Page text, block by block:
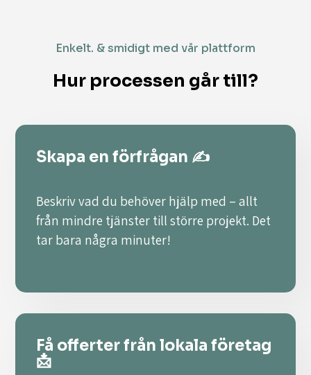
Enkelt. & smidigt med vår plattform
Hur processen går till?
Skapa en förfrågan ✍️
Beskriv vad du behöver hjälp med – allt
från mindre tjänster till större projekt. Det
tar bara några minuter!
Få offerter från lokala företag
📩